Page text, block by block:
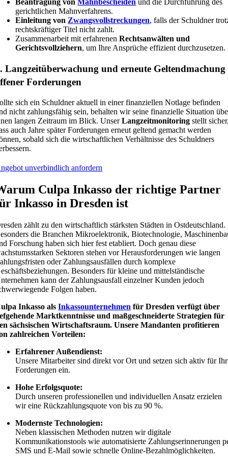
Beantragung vonMahnbescheiden und die Durchführung des
gerichtlichen Mahnverfahrens.
Einleitung von Zwangsvollstreckungen, falls der Schuldner
rechtskräftiger Titel nicht zahlt.
Zusammenarbeit mit erfahrenenRechtsanwälten und
Gerichtsvollziehern, um Ihre Ansprüche effizient durchzusetzen.
Langzeitüberwachung und erneute Geltendmachung
Forderungen
sich ein Schuldner aktuell in einer finanziellen Notlage befinden
nicht zahlungsfähig sein, behalten wir seine finanzielle Situation
langen Zeitraum im Blick. UnserLangzeitmonitoring stellt
auch Jahre später Forderungen erneut geltend gemacht werden
sobald sich die wirtschaftlichen Verhältnisse des Schuldners
unverbindlich anfordern
Culpa Inkasso der richtige Partner
Inkasso in Dresden ist
zählt zu den wirtschaftlich stärksten Städten in Ostdeutschland.
die Branchen Mikroelektronik, Biotechnologie,
Forschung haben sich hier fest etabliert. Doch genau diese
Sektoren stehen vor Herausforderungen wie langen
oder Zahlungsausfällen durch komplexe
Besonders für kleine und mittelständische
kann der Zahlungsausfall einzelner Kunden jedoch
Folgen haben.
Inkasso alsInkassounternehmen für Dresden verfügt über
Marktkenntnisse und maßgeschneiderte Strategien für
sächsischen Wirtschaftsraum. Unsere Mandanten profitieren
zahlreichen Vorteilen:
Erfahrener Außendienst:
Unsere Mitarbeiter sind direkt vor Ort und setzen sich aktiv für
Forderungen ein.
Hohe Erfolgsquote:
Durch unseren professionellen und individuellen Ansatz erzielen
wir eine Rückzahlungsquote von bis zu 90 %.
Modernste Technologien:
Neben klassischen Methoden nutzen wir digitale
Kommunikationstools wie automatisierte Zahlungserinnerungen
SMS und E-Mail sowie schnelle Online-Bezahlmöglichkeiten.